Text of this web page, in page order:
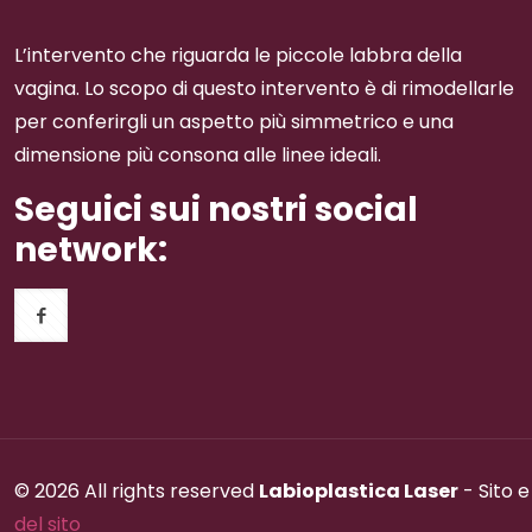
L’intervento che riguarda le piccole labbra della
vagina. Lo scopo di questo intervento è di rimodellarle
per conferirgli un aspetto più simmetrico e una
dimensione più consona alle linee ideali.
Seguici sui nostri social
network:
© 2026 All rights reserved Labioplastica Laser - Sito
del sito